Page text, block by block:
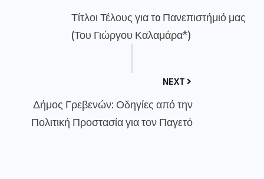
Τίτλοι Τέλους για τo Πανεπιστήμιό μας
(Του Γιώργου Καλαμάρα*)
NEXT
Δήμος Γρεβενών: Οδηγίες από την
Πολιτική Προστασία για τον Παγετό